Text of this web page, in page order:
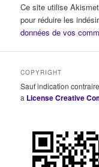
Ce site utilise Akismet
pour réduire les
données de vos
COPYRIGHT
Sauf indication
a License Creative